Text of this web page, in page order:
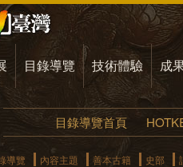
目錄導覽 技術體驗 成
目錄導覽首頁
導覽 內容主題 善本古籍 史部